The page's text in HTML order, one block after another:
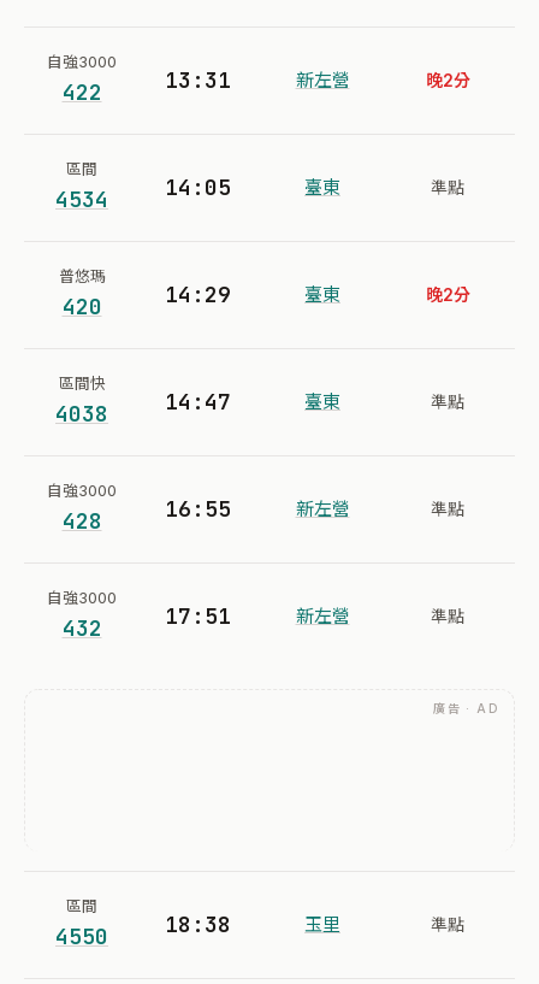
自強3000
422 13:31 新左營 晚2分
區間
4534 14:05 臺東 準點
普悠瑪
420 14:29 臺東 晚2分
區間快
4038 14:47 臺東 準點
自強3000
428 16:55 新左營 準點
自強3000
432 17:51 新左營 準點
廣告 · AD
區間
4550 18:38 玉里 準點